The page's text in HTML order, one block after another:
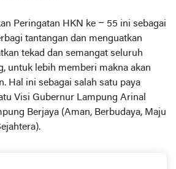
Peringatan HKN ke – 55 ini sebagai
tantangan dan menguatkan
tekad dan semangat seluruh
untuk lebih memberi makna akan
Hal ini sebagai salah satu paya
Visi Gubernur Lampung Arinal
Berjaya (Aman, Berbudaya, Maju